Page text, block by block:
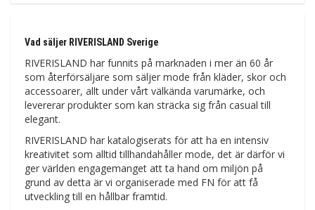
Vad säljer RIVERISLAND Sverige
RIVERISLAND har funnits på marknaden i mer än 60 år
som återförsäljare som säljer mode från kläder, skor och
accessoarer, allt under vårt välkända varumärke, och
levererar produkter som kan sträcka sig från casual till
elegant.
RIVERISLAND har katalogiserats för att ha en intensiv
kreativitet som alltid tillhandahåller mode, det är därför vi
ger världen engagemanget att ta hand om miljön på
grund av detta är vi organiserade med FN för att få
utveckling till en hållbar framtid.